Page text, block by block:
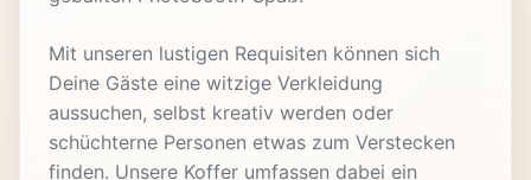
Mit unseren lustigen Requisiten können sich
Deine Gäste eine witzige Verkleidung
aussuchen, selbst kreativ werden oder
schüchterne Personen etwas zum Verstecken
finden. Unsere Koffer umfassen dabei ein